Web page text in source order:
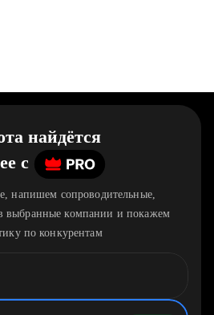
найдётся
c
напишем сопроводительные,
выбранные компании и покажем
по конкурентам